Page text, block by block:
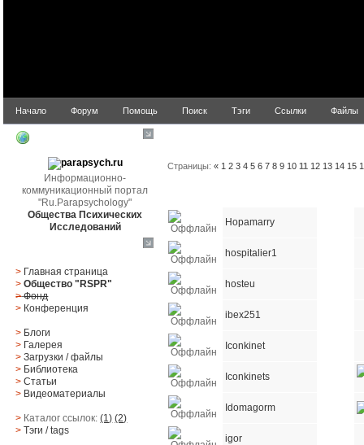
Начало Форум Помощь Поиск Тэги Ссылки Файлы
Информационно-
коммуникационный портал
"Ru.Parapsychology"
Общества Психических
Исследований
> Главная страница
> Общество "RSPR"
> Фонд
> Конференция
> Блоги
> Галерея
> Загрузки/файлы
> Библиотека
> Статьи
> Видеоматериалы
> Каталог ссылок:(1) (2)
> Тэги/ tags
Страницы:« 1 2 3 4 5 6 7 8 9 10 11 12 13 14 15
Hopamarry
hospitalier1
hosteu
ibex251
Iconkinet
Iconkinets
Idomagorm
igor